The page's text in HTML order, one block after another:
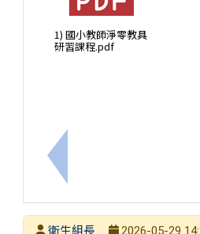
上一筆：餐前5分鐘6月
1) 國小教師淨零教具
研習課程.pdf
發布者
衛生組長
2026-05-29